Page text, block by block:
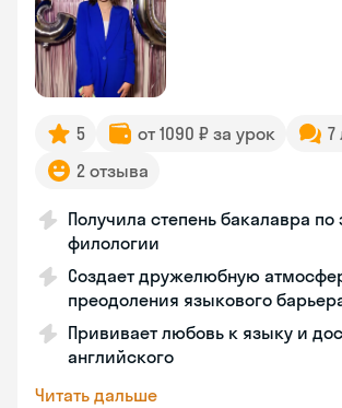
5 от 1090 ₽ за урок
7
2 отзыва
Получила степень бакалавра
филологии
Создает дружелюбную
преодоления языкового
Прививает любовь к языку и
английского
Читать дальше